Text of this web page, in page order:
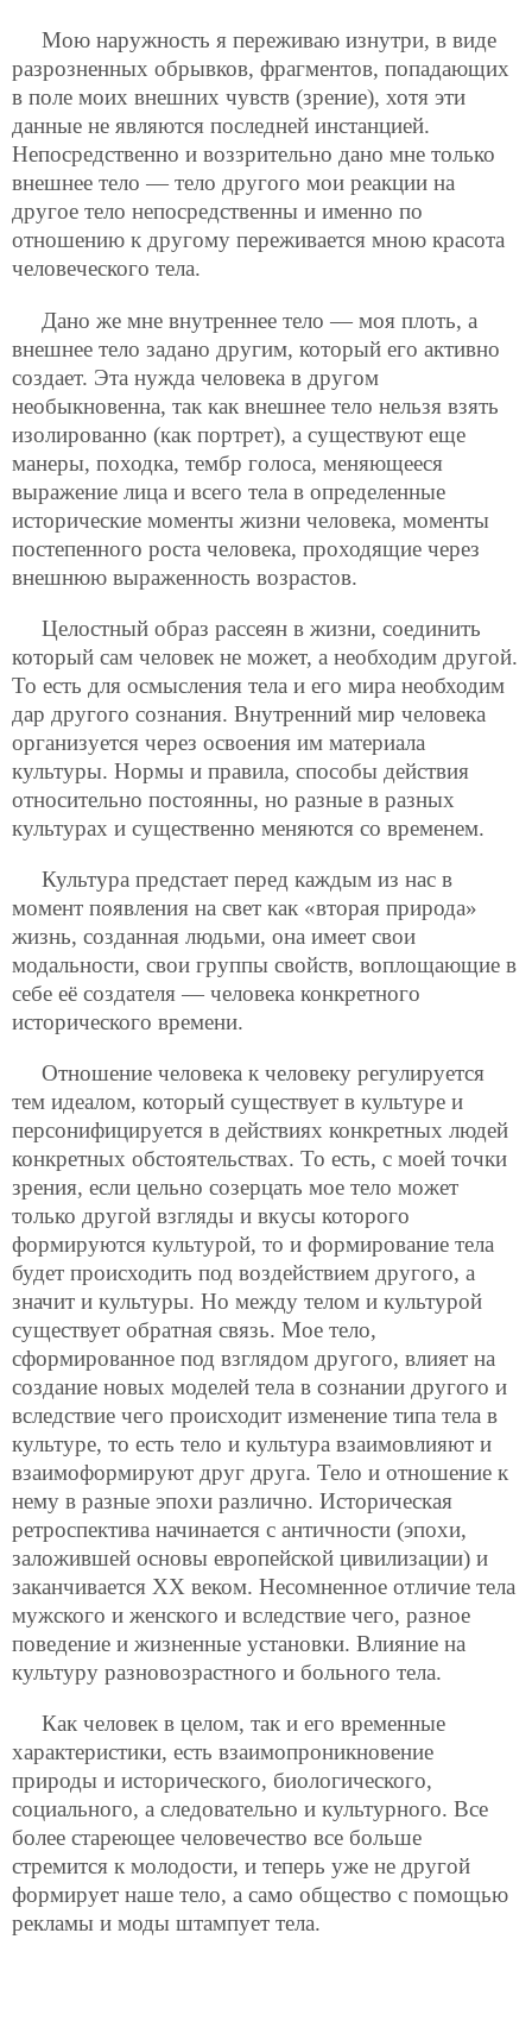
Мою наружность я переживаю изнутри, в виде
разрозненных обрывков, фрагментов, попадающих
в поле моих внешних чувств (зрение), хотя эти
данные не являются последней инстанцией.
Непосредственно и воззрительно дано мне только
внешнее тело — тело другого мои реакции на
другое тело непосредственны и именно по
отношению к другому переживается мною красота
человеческого тела.
Дано же мне внутреннее тело — моя плоть, а
внешнее тело задано другим, который его активно
создает. Эта нужда человека в другом
необыкновенна, так как внешнее тело нельзя взять
изолированно (как портрет), а существуют еще
манеры, походка, тембр голоса, меняющееся
выражение лица и всего тела в определенные
исторические моменты жизни человека, моменты
постепенного роста человека, проходящие через
внешнюю выраженность возрастов.
Целостный образ рассеян в жизни, соединить
который сам человек не может, а необходим другой.
То есть для осмысления тела и его мира необходим
дар другого сознания. Внутренний мир человека
организуется через освоения им материала
культуры. Нормы и правила, способы действия
относительно постоянны, но разные в разных
культурах и существенно меняются со временем.
Культура предстает перед каждым из нас в
момент появления на свет как «вторая природа»
жизнь, созданная людьми, она имеет свои
модальности, свои группы свойств, воплощающие в
себе её создателя — человека конкретного
исторического времени.
Отношение человека к человеку регулируется
тем идеалом, который существует в культуре и
персонифицируется в действиях конкретных людей
конкретных обстоятельствах. То есть, с моей точки
зрения, если цельно созерцать мое тело может
только другой взгляды и вкусы которого
формируются культурой, то и формирование тела
будет происходить под воздействием другого, а
значит и культуры. Но между телом и культурой
существует обратная связь. Мое тело,
сформированное под взглядом другого, влияет на
создание новых моделей тела в сознании другого и
вследствие чего происходит изменение типа тела в
культуре, то есть тело и культура взаимовлияют и
взаимоформируют друг друга. Тело и отношение к
нему в разные эпохи различно. Историческая
ретроспектива начинается с античности (эпохи,
заложившей основы европейской цивилизации) и
заканчивается XX веком. Несомненное отличие тела
мужского и женского и вследствие чего, разное
поведение и жизненные установки. Влияние на
культуру разновозрастного и больного тела.
Как человек в целом, так и его временные
характеристики, есть взаимопроникновение
природы и исторического, биологического,
социального, а следовательно и культурного. Все
более стареющее человечество все больше
стремится к молодости, и теперь уже не другой
формирует наше тело, а само общество с помощью
рекламы и моды штампует тела.